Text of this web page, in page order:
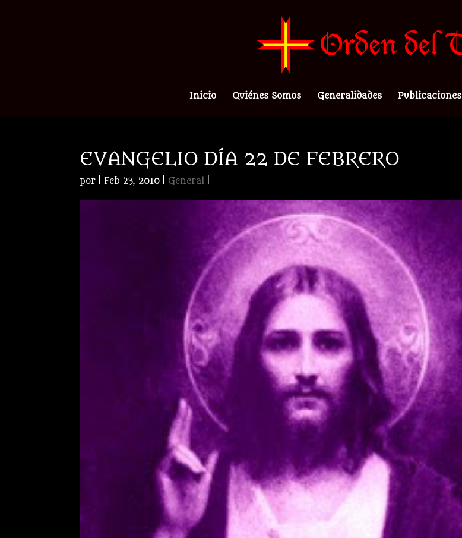
Inicio Quiénes Somos Generalidades Publicaciones
EVANGELIO DÍA 22 DE FEBRERO
por |Feb 23, 2010 General